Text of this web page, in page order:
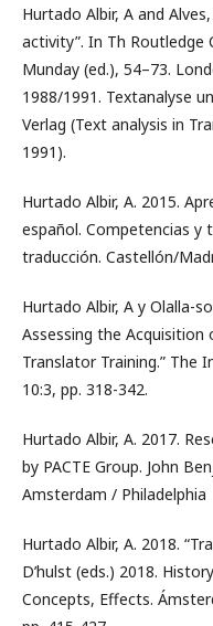
Hurtado Albir, A and
activity”. In Th Routledge
Munday (ed.), 54–73.
1988/1991. Textanalyse
Verlag (Text analysis in
1991).
Hurtado Albir, A. 2015.
español. Competencias y
traducción. Castellón/
Hurtado Albir, A y Olalla-
Assessing the Acquisition
Translator Training.” The
10:3, pp. 318-342.
Hurtado Albir, A. 2017.
by PACTE Group. John
Amsterdam / Philadelphia
Hurtado Albir, A. 2018.
D’hulst (eds.) 2018.
Concepts, Effects.